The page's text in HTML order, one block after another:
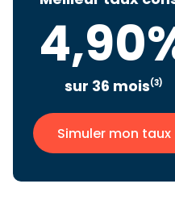
sur 36 mois(3)
Simuler mon taux